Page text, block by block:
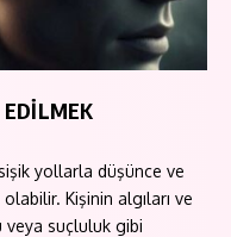
yollarla düşünce ve
Kişinin algıları ve
veya suçluluk gibi